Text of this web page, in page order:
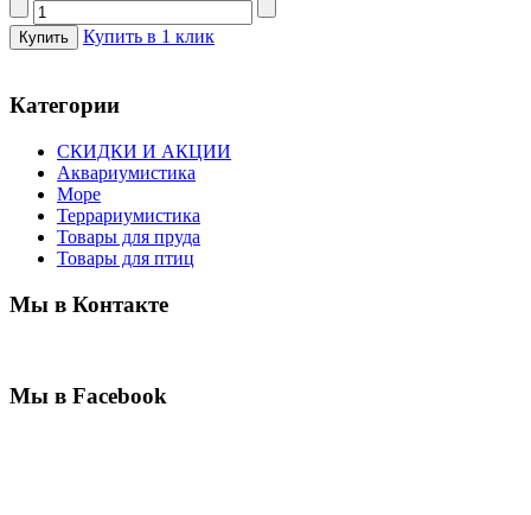
Купить в 1 клик
Категории
СКИДКИ И АКЦИИ
Аквариумистика
Море
Террариумистика
Товары для пруда
Товары для птиц
Мы в Контакте
Мы в Facebook